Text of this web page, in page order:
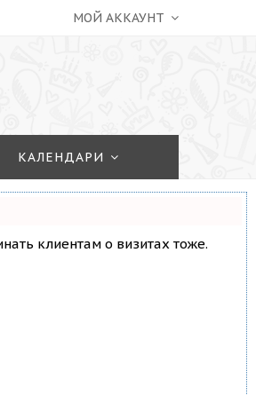
МОЙ АККАУНТ
КАЛЕНДАРИ
клиентам о визитах тоже.